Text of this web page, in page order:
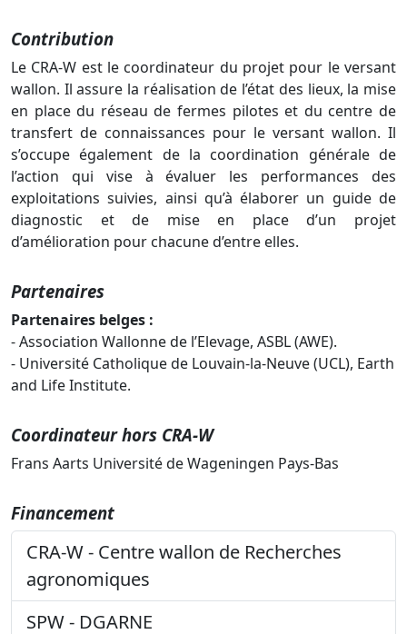
Contribution
Le CRA-W est le coordinateur du projet pour le versant
wallon. Il assure la réalisation de l’état des lieux, la mise
en place du réseau de fermes pilotes et du centre de
transfert de connaissances pour le versant wallon. Il
s’occupe également de la coordination générale de
l’action qui vise à évaluer les performances des
exploitations suivies, ainsi qu’à élaborer un guide de
diagnostic et de mise en place d’un projet
d’amélioration pour chacune d’entre elles.
Partenaires
Partenaires belges :
- Association Wallonne de l’Elevage, ASBL (AWE).
- Université Catholique de Louvain-la-Neuve (UCL), Earth
and Life Institute.
Coordinateur hors CRA-W
Frans Aarts Université de Wageningen Pays-Bas
Financement
CRA-W - Centre wallon de Recherches
agronomiques
SPW - DGARNE